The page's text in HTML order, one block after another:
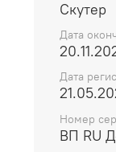
Скутер
Дата
Дата
Номер
ВП RU